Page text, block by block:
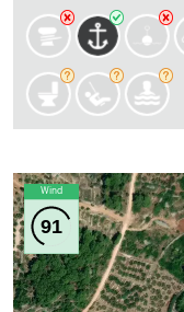
Wind
91